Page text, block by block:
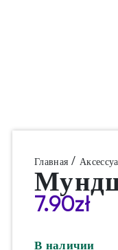
Главная /
7.90zł
В наличии